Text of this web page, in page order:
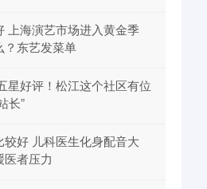
上海演艺市场进入黄金季
？东艺发菜单
星好评！松江这个社区有位
长”
好 儿科医生化身配音大
医者压力